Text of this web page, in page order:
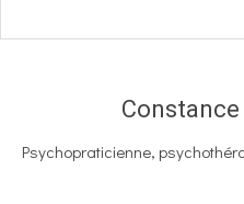
Psychopraticienne,